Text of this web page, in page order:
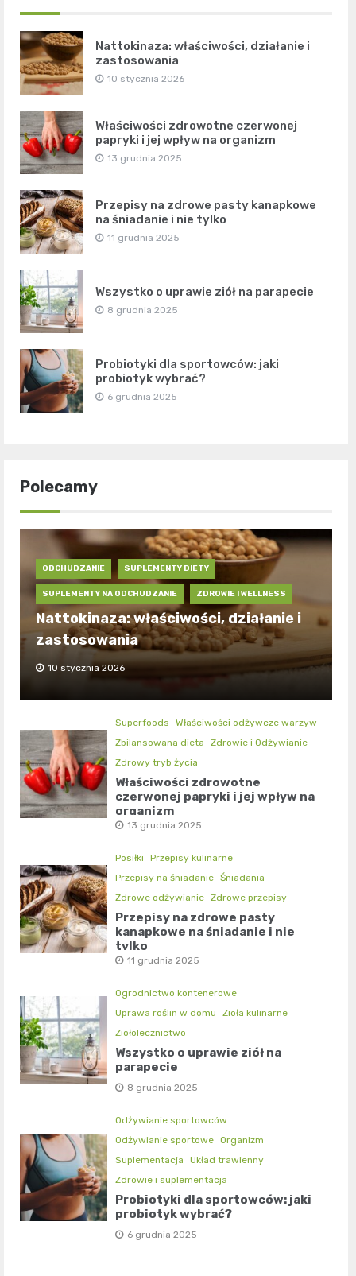
Nattokinaza: właściwości, działanie i
zastosowania
10 stycznia 2026
Właściwości zdrowotne czerwonej
papryki i jej wpływ na organizm
13 grudnia 2025
Przepisy na zdrowe pasty kanapkowe
na śniadanie i nie tylko
11 grudnia 2025
Wszystko o uprawie ziół na parapecie
8 grudnia 2025
Probiotyki dla sportowców: jaki
probiotyk wybrać?
6 grudnia 2025
Polecamy
ODCHUDZANIE SUPLEMENTY DIETY
SUPLEMENTY NA ODCHUDZANIE ZDROWIE I WELLNESS
Nattokinaza: właściwości, działanie i
zastosowania
10 stycznia 2026
Superfoods
Właściwości odżywcze warzyw
Zbilansowana dieta
Zdrowie i Odżywianie
Zdrowy tryb życia
Właściwości zdrowotne
czerwonej papryki i jej wpływ na
organizm
13 grudnia 2025
Posiłki
Przepisy kulinarne
Przepisy na śniadanie Śniadania
Zdrowe odżywianie Zdrowe przepisy
Przepisy na zdrowe pasty
kanapkowe na śniadanie i nie
tylko
11 grudnia 2025
Ogrodnictwo kontenerowe
Uprawa roślin w domu
Zioła kulinarne
Ziołolecznictwo
Wszystko o uprawie ziół na
parapecie
8 grudnia 2025
Odżywianie sportowców
Odżywianie sportowe Organizm
Suplementacja
Układ trawienny
Zdrowie i suplementacja
Probiotyki dla sportowców: jaki
probiotyk wybrać?
6 grudnia 2025